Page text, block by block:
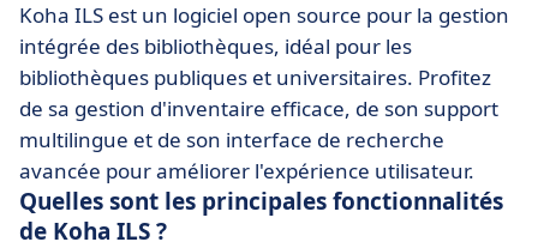
Koha ILS est un logiciel open source pour la gestion
intégrée des bibliothèques, idéal pour les
bibliothèques publiques et universitaires. Profitez
de sa gestion d'inventaire efficace, de son support
multilingue et de son interface de recherche
avancée pour améliorer l'expérience utilisateur.
Quelles sont les principales fonctionnalités
de Koha ILS ?